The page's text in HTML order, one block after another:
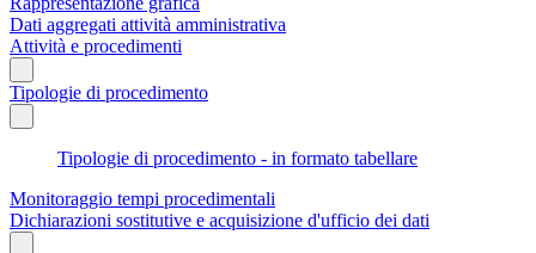
Dati aggregati attività amministrativa
Attività e procedimenti
Tipologie di procedimento
Tipologie di procedimento - in formato tabellare
Monitoraggio tempi procedimentali
Dichiarazioni sostitutive e acquisizione d'ufficio dei dati